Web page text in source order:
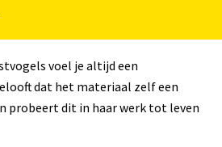
voel je altijd een
dat het materiaal zelf een
probeert dit in haar werk tot leven